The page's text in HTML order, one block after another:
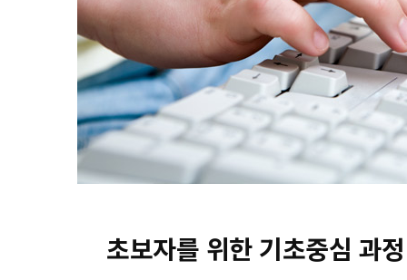
초보자를 위한 기초중심 과